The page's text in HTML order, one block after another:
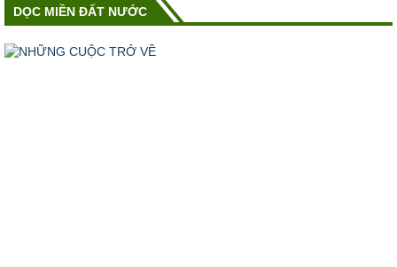
DỌC MIỀN ĐẤT NƯỚC